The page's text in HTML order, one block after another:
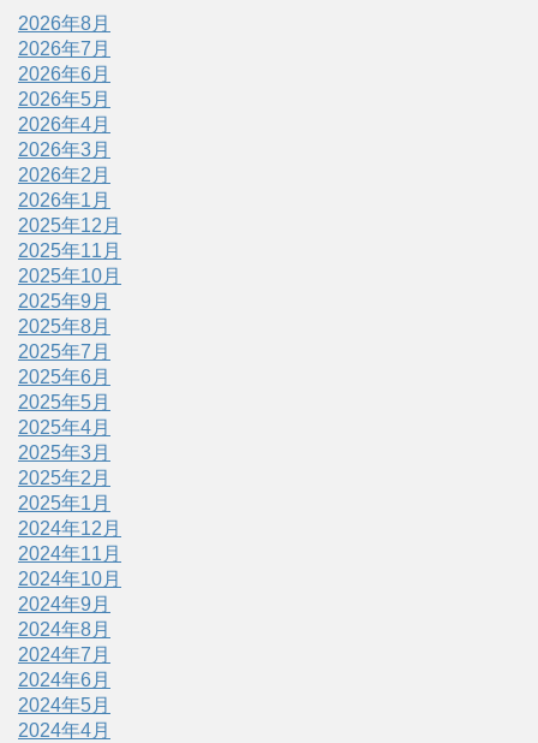
2026年8月
2026年7月
2026年6月
2026年5月
2026年4月
2026年3月
2026年2月
2026年1月
2025年12月
2025年11月
2025年10月
2025年9月
2025年8月
2025年7月
2025年6月
2025年5月
2025年4月
2025年3月
2025年2月
2025年1月
2024年12月
2024年11月
2024年10月
2024年9月
2024年8月
2024年7月
2024年6月
2024年5月
2024年4月